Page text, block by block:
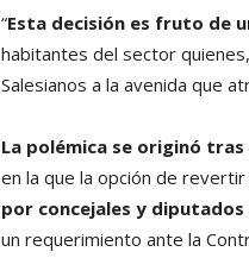
“Esta decisión es fruto de
habitantes del sector
Salesianos a la avenida que
La polémica se originó
en la que la opción de
por concejales y
un requerimiento ante la